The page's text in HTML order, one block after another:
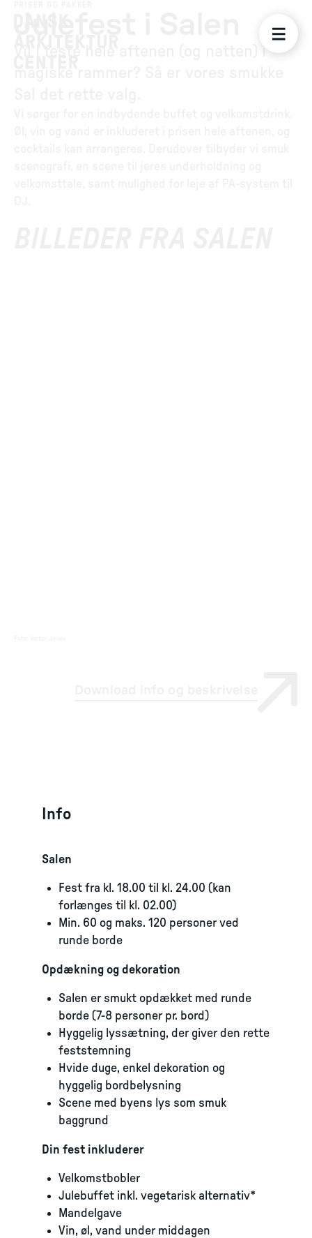
Vil I feste hele aftenen (og natten) i
Info
Salen
Fest fra kl. 18.00 til kl. 24.00 (kan
forlænges til kl. 02.00)
Min. 60 og maks. 120 personer ved
runde borde
Opdækning og dekoration
Salen er smukt opdækket med runde
borde (7-8 personer pr. bord)
Hyggelig lyssætning, der giver den rette
feststemning
Hvide duge, enkel dekoration og
hyggelig bordbelysning
Scene med byens lys som smuk
baggrund
Din fest inkluderer
Velkomstbobler
Julebuffet inkl. vegetarisk alternativ*
Mandelgave
Vin, øl, vand under middagen